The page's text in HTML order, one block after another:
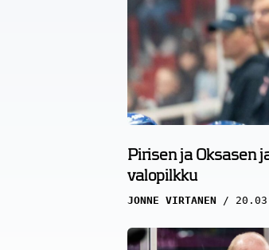
Pirisen ja Oksasen
valopilkku
JONNE VIRTANEN